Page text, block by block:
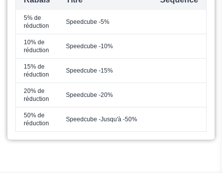
5% de
réduction
Speedcube -5%
10% de
réduction
Speedcube -10%
15% de
réduction
Speedcube -15%
20% de
réduction
Speedcube -20%
50% de
réduction
Speedcube -Jusqu'à -50%